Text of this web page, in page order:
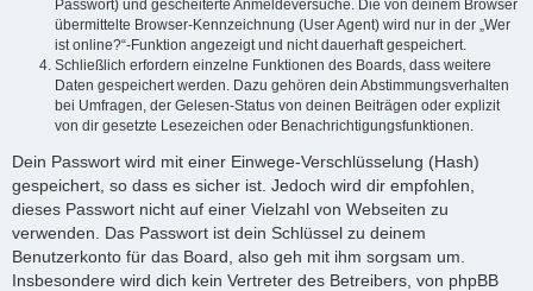
Passwort) und gescheiterte Anmeldeversuche. Die von deinem Browser
übermittelte Browser-Kennzeichnung (User Agent) wird nur in der „Wer
ist online?“-Funktion angezeigt und nicht dauerhaft gespeichert.
Schließlich erfordern einzelne Funktionen des Boards, dass weitere
Daten gespeichert werden. Dazu gehören dein Abstimmungsverhalten
bei Umfragen, der Gelesen-Status von deinen Beiträgen oder explizit
von dir gesetzte Lesezeichen oder Benachrichtigungsfunktionen.
Dein Passwort wird mit einer Einwege-Verschlüsselung (Hash)
gespeichert, so dass es sicher ist. Jedoch wird dir empfohlen,
dieses Passwort nicht auf einer Vielzahl von Webseiten zu
verwenden. Das Passwort ist dein Schlüssel zu deinem
Benutzerkonto für das Board, also geh mit ihm sorgsam um.
Insbesondere wird dich kein Vertreter des Betreibers, von phpBB